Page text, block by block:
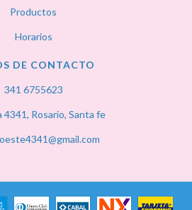
Productos
Horarios
DE CONTACTO
341 6755623
4341, Rosario, Santa fe